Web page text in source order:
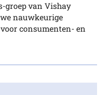
groep van Vishay
nauwkeurige
consumenten- en